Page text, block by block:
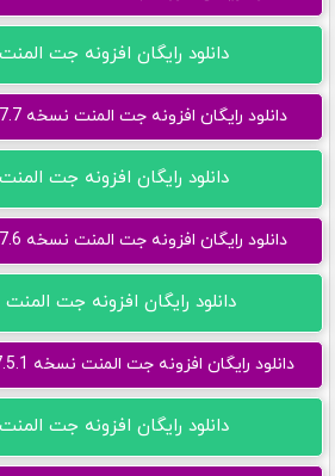
دانلود رایگان افزونه جت المنت
دانلود رایگان افزونه جت المنت نسخه 2.7.7 - لینک سرور کمکی
دانلود رایگان افزونه جت المنت
دانلود رایگان افزونه جت المنت نسخه 2.7.6 - لینک سرور کمکی
دانلود رایگان افزونه جت المنت
دانلود رایگان افزونه جت المنت نسخه 2.7.5.1 - لینک سرور کمکی
دانلود رایگان افزونه جت المنت